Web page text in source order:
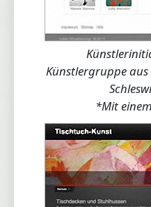
Künstlergruppe
*Mit